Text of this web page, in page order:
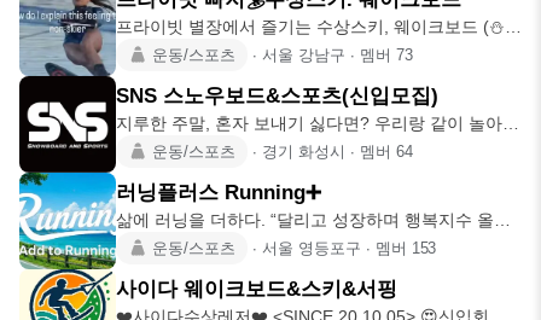
프라이빗 별장에서 즐기는 수상스키, 웨이크보드 (⛄️
겨울 스키, 겨울
운동/스포츠 ∙ 서울 강남구 ∙ 멤버 73
SNS 스노우보드&스포츠(신입모집)
지루한 주말, 혼자 보내기 싫다면? 우리랑 같이 놀아
요. 겨울엔 스노우
운동/스포츠 ∙ 경기 화성시 ∙ 멤버 64
러닝플러스 Running➕
삶에 러닝을 더하다. “달리고 성장하며 행복지수 올리
실 분!” 러닝에 ‘
운동/스포츠 ∙ 서울 영등포구 ∙ 멤버 153
사이다 웨이크보드&스키&서핑
❤️사이다수상레저❤️ <SINCE 20.10.05> 😍신입회원